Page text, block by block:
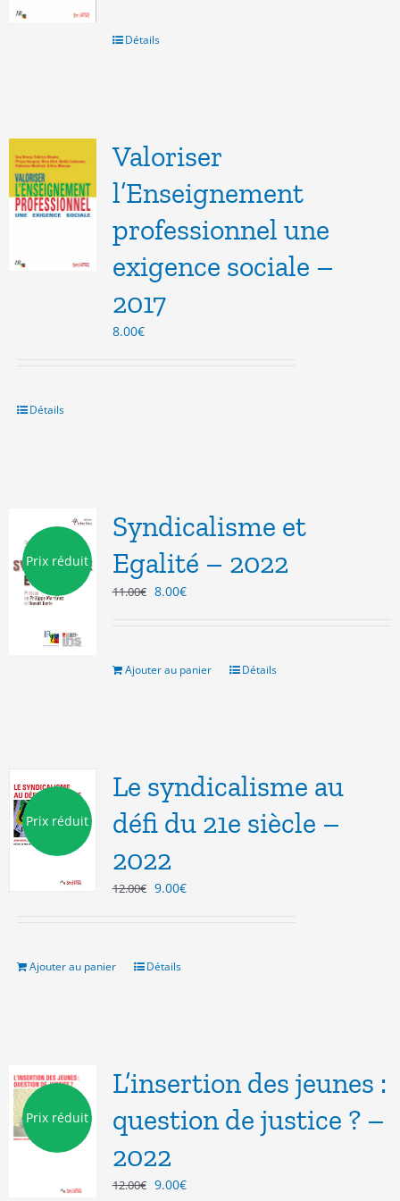
Détails
Valoriser
l’Enseignement
professionnel une
exigence sociale –
2017
8.00€
Détails
Prix réduit
Syndicalisme et
Egalité – 2022
11.00€ Le
11.00€.
8.00€Le
8.00€.
Ajouter au panier Détails
Prix réduit
Le syndicalisme au
défi du 21e siècle –
2022
12.00€ Le
12.00€.
9.00€Le
Ajouter au panier Détails
Prix réduit
L’insertion des jeunes :
question de justice ? –
2022
12.00€ Le
9.00€Le